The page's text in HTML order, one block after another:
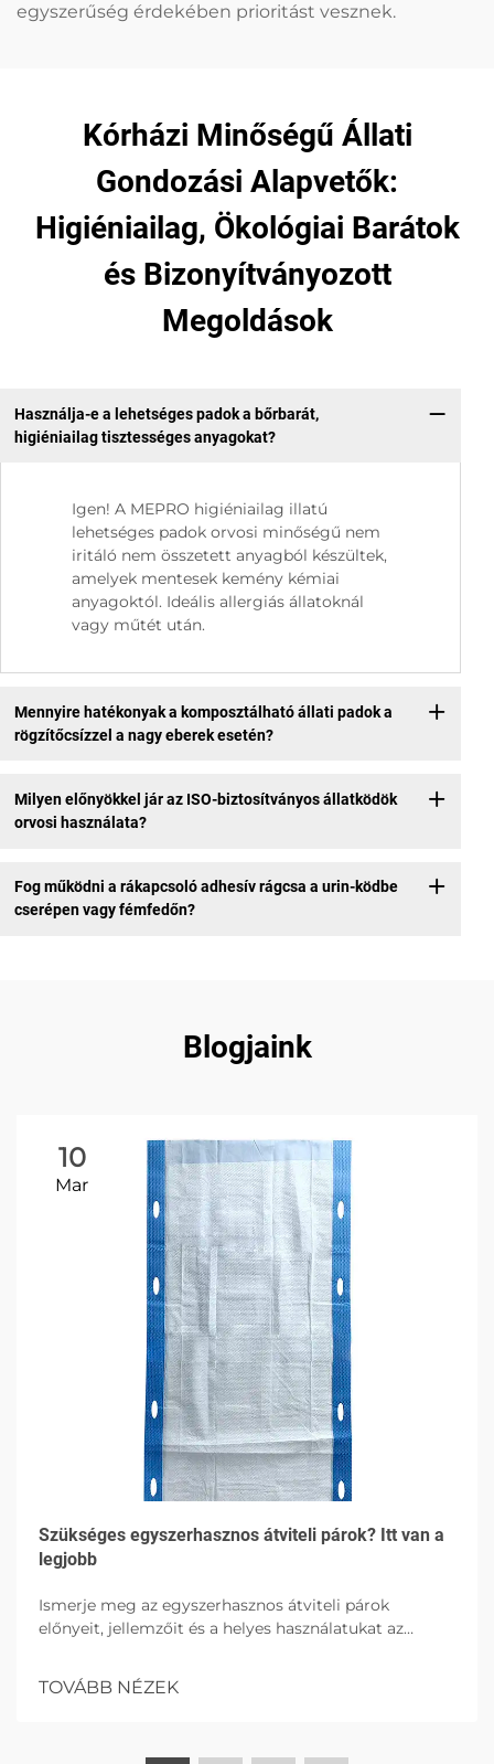
egyszerűség érdekében prioritást vesznek.
Kórházi Minőségű Állati
Gondozási Alapvetők:
Higiéniailag, Ökológiai Barátok
és Bizonyítványozott
Megoldások
Használja-e a lehetséges padok a bőrbarát,
higiéniailag tisztességes anyagokat?
Igen! A MEPRO higiéniailag illatú
lehetséges padok orvosi minőségű nem
iritáló nem összetett anyagból készültek,
amelyek mentesek kemény kémiai
anyagoktól. Ideális allergiás állatoknál
vagy műtét után.
Mennyire hatékonyak a komposztálható állati padok a
rögzítőcsízzel a nagy eberek esetén?
Milyen előnyökkel jár az ISO-biztosítványos állatködök
orvosi használata?
Fog működni a rákapcsoló adhesív rágcsa a urin-ködbe
cserépen vagy fémfedőn?
Blogjaink
10
Mar
Szükséges egyszerhasznos átviteli párok? Itt van a
legjobb
Ismerje meg az egyszerhasznos átviteli párok
előnyeit, jellemzőit és a helyes használatukat az
betegkényelmet és a fertőzések elleni védelmet
magas abszorpcióval rendelkező lehetőségekkel.
TOVÁBB NÉZEK